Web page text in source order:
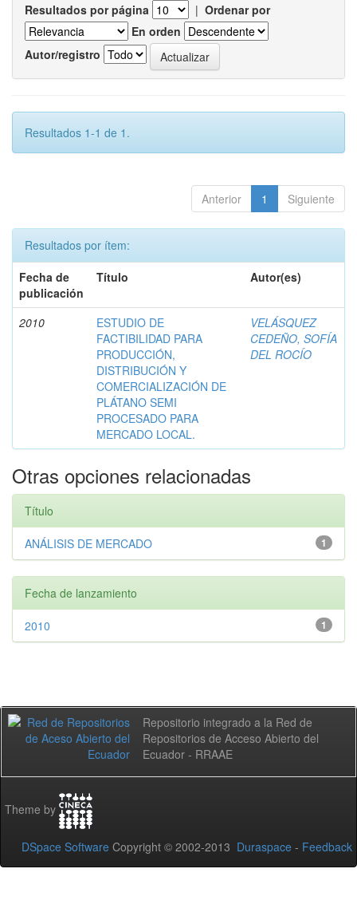
Resultados por página | Ordenar por
En orden
Autor/registro
Resultados 1-1 de 1.
Anterior 1 Siguiente
Resultados por ítem:
Fecha de
publicación
Título Autor(es)
2010
ESTUDIO DE
FACTIBILIDAD PARA
PRODUCCIÓN,
DISTRIBUCIÓN Y
COMERCIALIZACIÓN DE
PLÁTANO SEMI
PROCESADO PARA
MERCADO LOCAL.
VELÁSQUEZ
CEDEÑO, SOFÍA
DEL ROCÍO
Otras opciones relacionadas
Título
1
ANÁLISIS DE MERCADO
Fecha de lanzamiento
1
2010
Repositorio integrado a la Red de
Repositorios de Acceso Abierto del
Ecuador - RRAAE
Theme by
DSpace Software Copyright © 2002-2013 Duraspace - Feedback